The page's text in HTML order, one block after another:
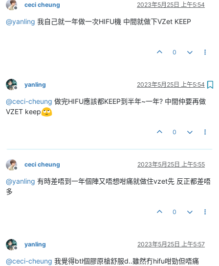
離線
ceci cheung 2023年5月25日 上午5:54
@yanling 我自己就一年做一次HIFU機 中間就做下VZet KEEP
0
離線
yanling 2023年5月25日 上午5:54
@ceci-cheung 做完HIFU應該都KEEP到半年~一年? 中間仲要再做
VZET keep
0
離線
ceci cheung 2023年5月25日 上午5:55
@yanling 有時差唔到一年個陣又唔想咁痛就做住vzet先 反正都差唔
多
0
離線
yanling 2023年5月25日 上午5:57
@ceci-cheung 我覺得btl個膠原槍舒服d..雖然冇hifu咁勁但唔痛